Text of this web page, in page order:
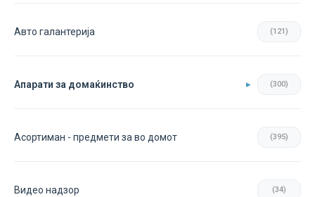
Авто галантерија (121)
Апарати за домаќинство (300)
Асортиман - предмети за во домот (395)
Видео надзор (34)